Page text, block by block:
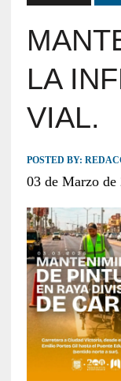
LA
VIAL.
POSTED BY:
03 de Marzo de